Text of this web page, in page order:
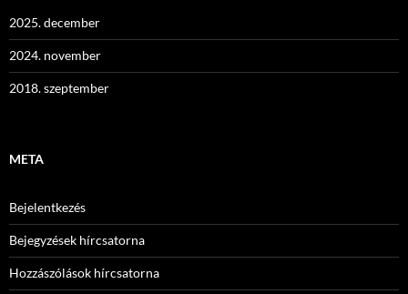
2025. december
2024. november
2018. szeptember
META
Bejelentkezés
Bejegyzések hírcsatorna
Hozzászólások hírcsatorna